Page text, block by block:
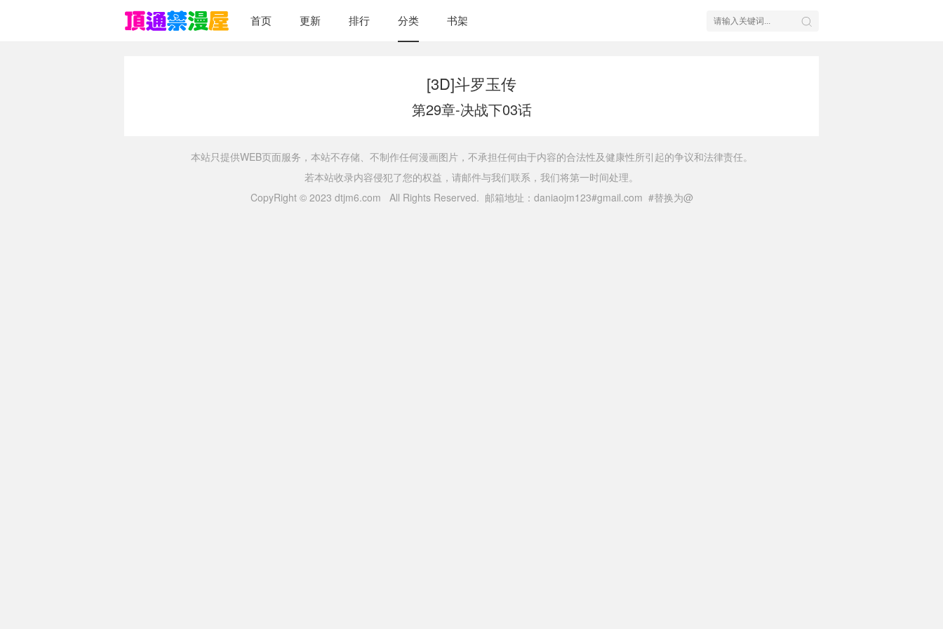
首页 更新 排行 分类 书架
[3D]斗罗玉传
第29章-决战下03话
本站只提供WEB页面服务，本站不存储、不制作任何漫画图片，不承担任何由于内容的合法性及健康性所引起的争议和法律责任。
若本站收录内容侵犯了您的权益，请邮件与我们联系，我们将第一时间处理。
CopyRight © 2023 dtjm6.com All Rights Reserved. 邮箱地址：daniaojm123#gmail.com #替换为@